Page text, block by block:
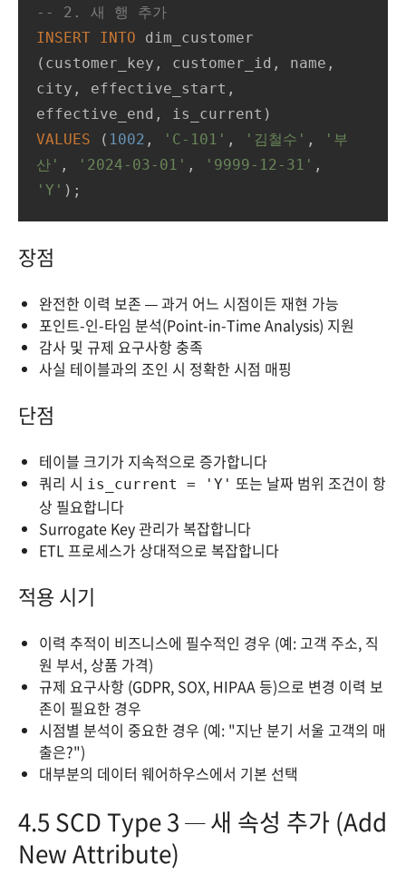
-- 2. 새 행 추가
INSERT INTO dim_customer
(customer_key, customer_id, name,
city, effective_start,
VALUES ( 1002 , 'C-101' , '김철수' ,
'부
산' , '2024-03-01' , '9999-12-31'
'Y' );
장점
완전한 이력 보존 — 과거 어느 시점이든 재현 가능
포인트-인-타임 분석(Point-in-Time Analysis) 지원
감사 및 규제 요구사항 충족
사실 테이블과의 조인 시 정확한 시점 매핑
단점
테이블 크기가 지속적으로 증가합니다
쿼리 시 is_current = 'Y' 또는 날짜 범위 조건이 항
상 필요합니다
Surrogate Key 관리가 복잡합니다
ETL 프로세스가 상대적으로 복잡합니다
적용 시기
이력 추적이 비즈니스에 필수적인 경우 (예: 고객 주소, 직
원 부서, 상품 가격)
규제 요구사항 (GDPR, SOX, HIPAA 등)으로 변경 이력 보
존이 필요한 경우
시점별 분석이 중요한 경우 (예: "지난 분기 서울 고객의 매
출은?")
대부분의 데이터 웨어하우스에서 기본 선택
4.5 SCD Type 3 — 새 속성 추가 (Add
New Attribute)